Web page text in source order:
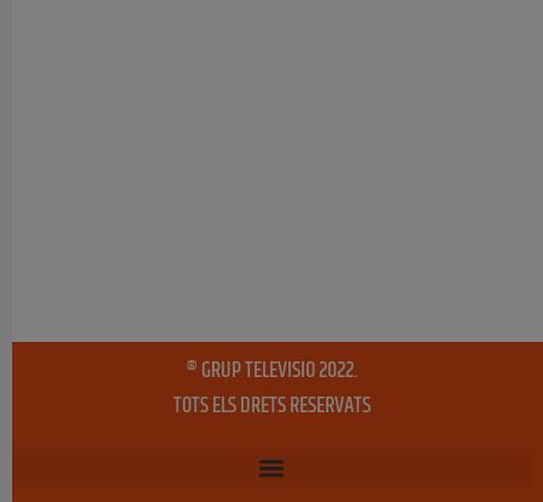
® GRUP TELEVISIO 2022.
TOTS ELS DRETS RESERVATS